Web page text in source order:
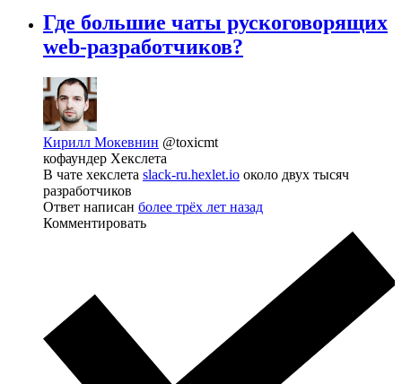
Где большие чаты рускоговорящих
web-разработчиков?
Кирилл Мокевнин @toxicmt
кофаундер Хекслета
В чате хекслета slack-ru.hexlet.io около двух тысяч
разработчиков
Ответ написан более трёх лет назад
Комментировать